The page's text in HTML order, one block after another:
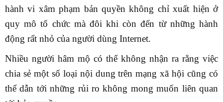
hành vi xâm phạm bản quyền không chỉ xuất hiện ở
quy mô tổ chức mà đôi khi còn đến từ những hành
động rất nhỏ của người dùng Internet.
Nhiều người hâm mộ có thể không nhận ra rằng việc
chia sẻ một số loại nội dung trên mạng xã hội cũng có
thể dẫn tới những rủi ro không mong muốn liên quan